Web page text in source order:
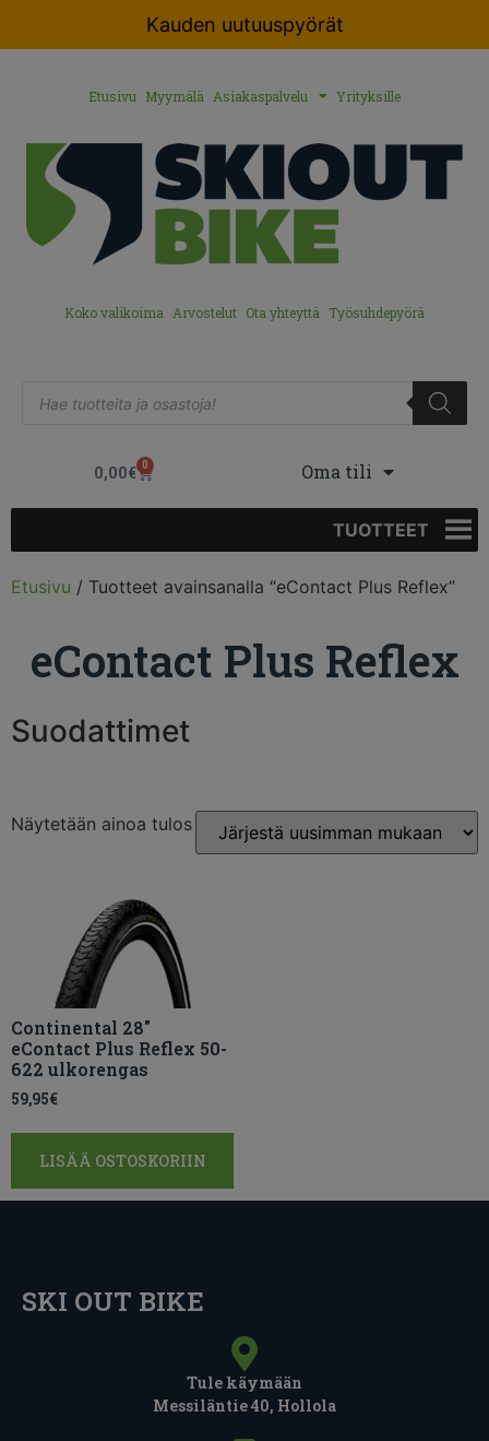
Kauden uutuuspyörät
Etusivu Myymälä Asiakaspalvelu Yrityksille
Koko valikoima Arvostelut Ota yhteyttä Työsuhdepyörä
0,00€ 0 Oma tili
TUOTTEET
Etusivu / Tuotteet avainsanalla “eContact Plus Reflex”
eContact Plus Reflex
Suodattimet
Näytetään ainoa tulos
Continental 28″
eContact Plus Reflex 50-
622 ulkorengas
59,95€
LISÄÄ OSTOSKORIIN
SKI OUT BIKE
Tule käymään
Messiläntie 40, Hollola